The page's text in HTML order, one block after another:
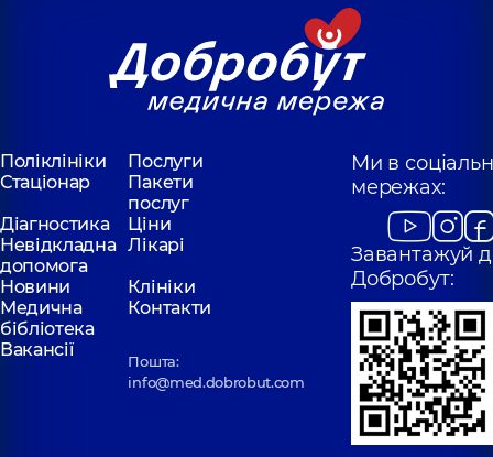
Поліклініки
Послуги
Стаціонар
Пакети
послуг
Діагностика
Ціни
Невідкладна
допомога
Лікарі
Новини
Клініки
Медична
бібліотека
Контакти
Вакансії
Пошта:
info@med.dobrobut.com
Ми в
мережах:
Завантажуй
Добробут: